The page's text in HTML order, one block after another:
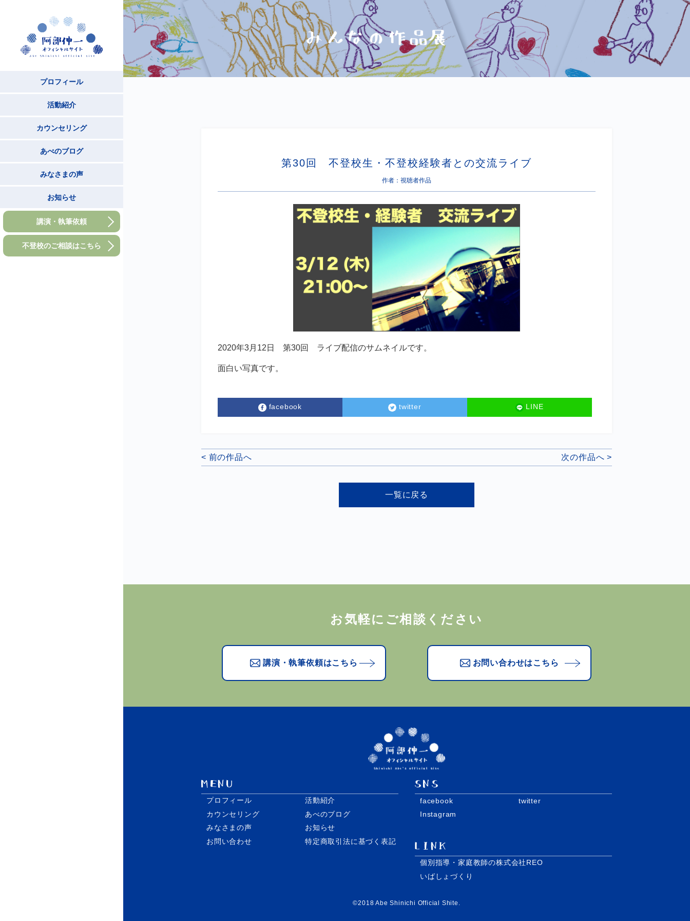
プロフィール
活動紹介
カウンセリング
あべのブログ
みなさまの声
お知らせ
講演・執筆依頼
不登校のご相談はこちら
第30回 不登校生・不登校経験者との交流ライブ
作者：視聴者作品
2020年3月12日 第30回 ライブ配信のサムネイルです。
面白い写真です。
facebook twitter LINE
< 前の作品へ 次の作品へ >
一覧に戻る
お気軽にご相談ください
講演・執筆依頼はこちら お問い合わせはこちら
プロフィール
活動紹介
カウンセリング
あべのブログ
みなさまの声
お知らせ
お問い合わせ
特定商取引法に基づく表記
facebook
twitter
Instagram
個別指導・家庭教師の株式会社REO
いばしょづくり
©️2018 Abe Shinichi Official Shite.